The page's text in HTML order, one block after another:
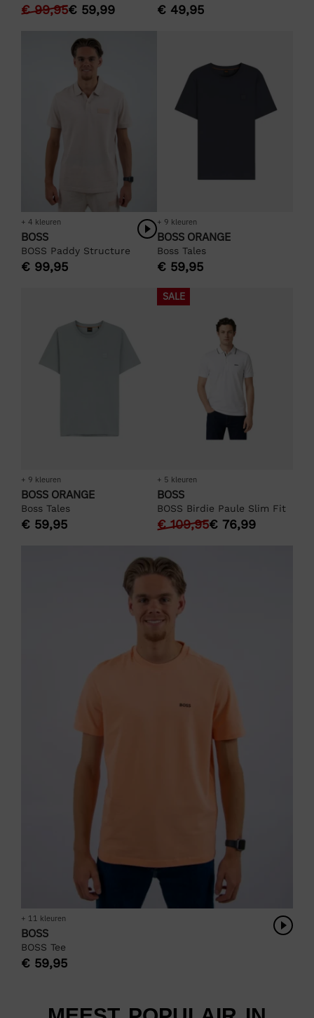
€99,95€ 59,99 € 49,95
+ 4 kleuren
BOSS
BOSS Paddy Structure
€ 99,95
+ 9 kleuren
BOSS ORANGE
Boss Tales
€ 59,95
+ 9 kleuren
BOSS ORANGE
Boss Tales
€ 59,95
SALE
+ 5 kleuren
BOSS
BOSS Birdie Paule Slim Fit
€109,95€ 76,99
+ 11 kleuren
BOSS
BOSS Tee
€ 59,95